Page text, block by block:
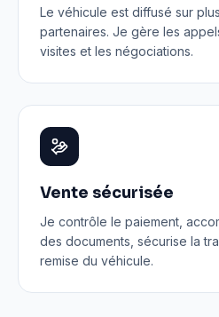
Le véhicule est diffusé sur
partenaires. Je gère les
visites et les négociations.
Vente sécurisée
Je contrôle le paiement,
des documents, sécurise la
remise du véhicule.